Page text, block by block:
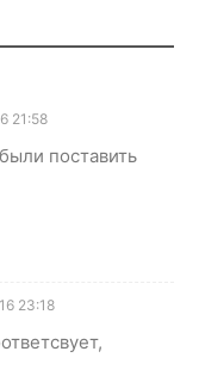
21:58
поставить
23:18